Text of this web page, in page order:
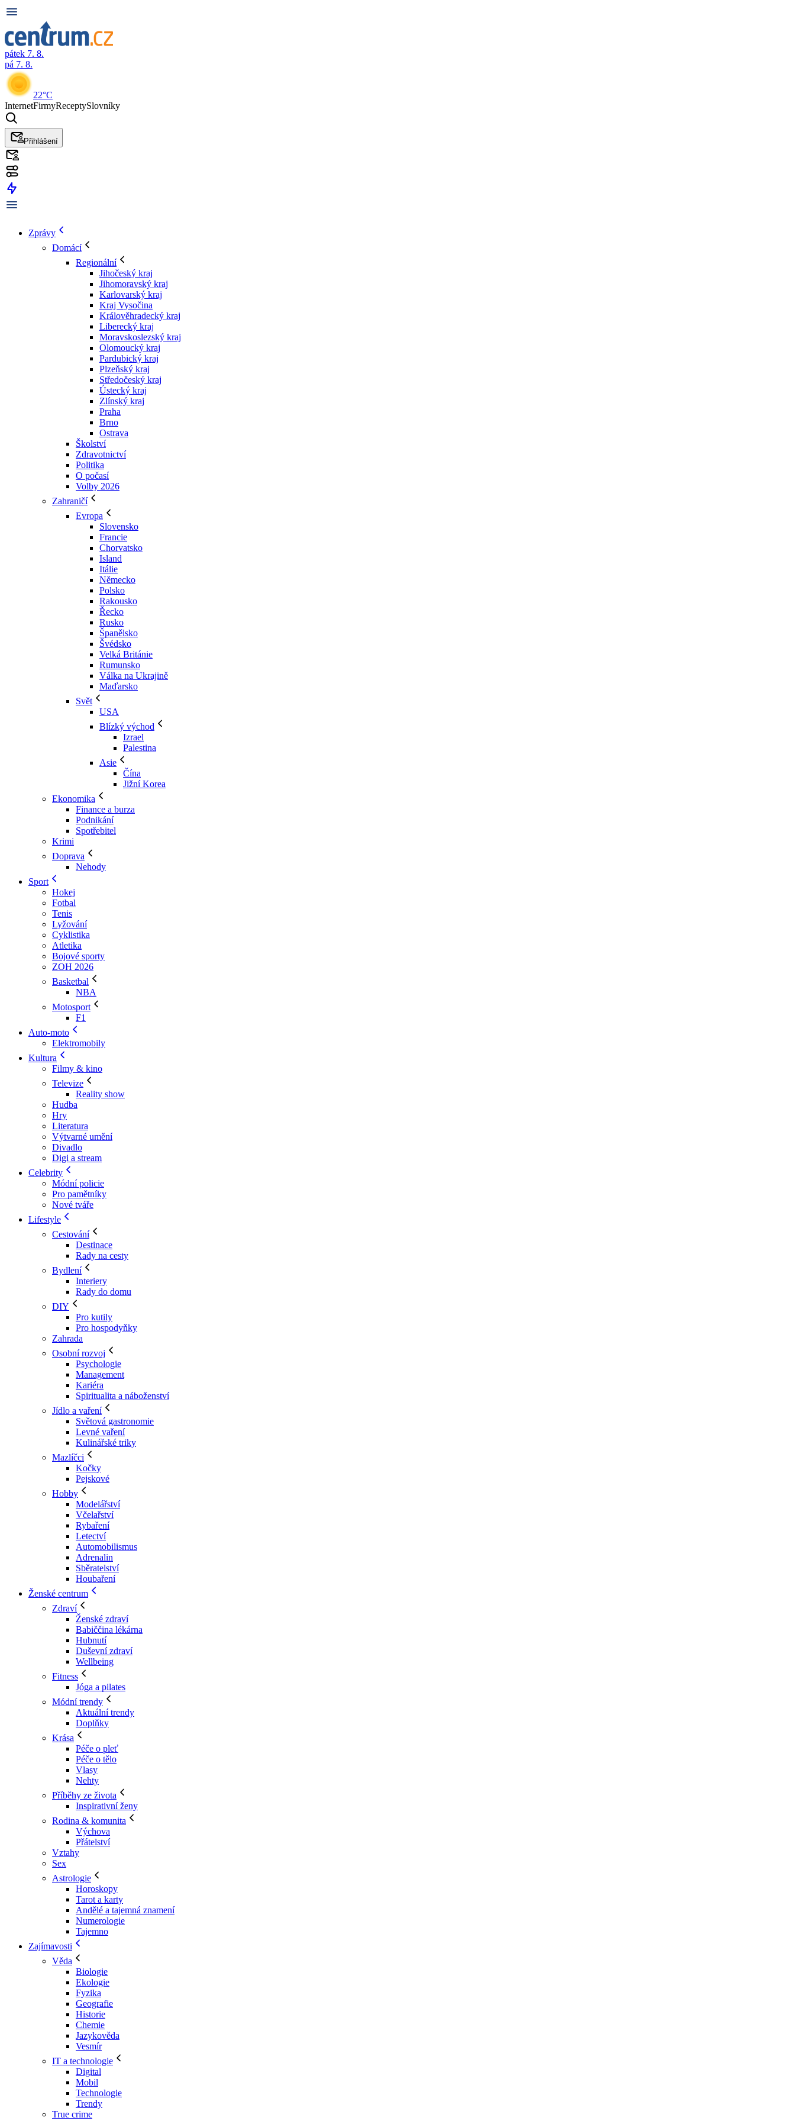
pátek 7. 8.
pá 7. 8.
22°C
InternetFirmyReceptySlovníky
Přihlášení
Zprávy
Domácí
Regionální
Jihočeský kraj
Jihomoravský kraj
Karlovarský kraj
Kraj Vysočina
Králověhradecký kraj
Liberecký kraj
Moravskoslezský kraj
Olomoucký kraj
Pardubický kraj
Plzeňský kraj
Středočeský kraj
Ústecký kraj
Zlínský kraj
Praha
Brno
Ostrava
Školství
Zdravotnictví
Politika
O počasí
Volby 2026
Zahraničí
Evropa
Slovensko
Francie
Chorvatsko
Island
Itálie
Německo
Polsko
Rakousko
Řecko
Rusko
Španělsko
Švédsko
Velká Británie
Rumunsko
Válka na Ukrajině
Maďarsko
Svět
USA
Blízký východ
Izrael
Palestina
Asie
Čína
Jižní Korea
Ekonomika
Finance a burza
Podnikání
Spotřebitel
Krimi
Doprava
Nehody
Sport
Hokej
Fotbal
Tenis
Lyžování
Cyklistika
Atletika
Bojové sporty
ZOH 2026
Basketbal
NBA
Motosport
F1
Auto-moto
Elektromobily
Kultura
Filmy & kino
Televize
Reality show
Hudba
Hry
Literatura
Výtvarné umění
Divadlo
Digi a stream
Celebrity
Módní policie
Pro pamětníky
Nové tváře
Lifestyle
Cestování
Destinace
Rady na cesty
Bydlení
Interiery
Rady do domu
DIY
Pro kutily
Pro hospodyňky
Zahrada
Osobní rozvoj
Psychologie
Management
Kariéra
Spiritualita a náboženství
Jídlo a vaření
Světová gastronomie
Levné vaření
Kulinářské triky
Mazlíčci
Kočky
Pejskové
Hobby
Modelářství
Včelařství
Rybaření
Letectví
Automobilismus
Adrenalin
Sběratelství
Houbaření
Ženské centrum
Zdraví
Ženské zdraví
Babiččina lékárna
Hubnutí
Duševní zdraví
Wellbeing
Fitness
Jóga a pilates
Módní trendy
Aktuální trendy
Doplňky
Krása
Péče o pleť
Péče o tělo
Vlasy
Nehty
Příběhy ze života
Inspirativní ženy
Rodina & komunita
Výchova
Přátelství
Vztahy
Sex
Astrologie
Horoskopy
Tarot a karty
Andělé a tajemná znamení
Numerologie
Tajemno
Zajímavosti
Věda
Biologie
Ekologie
Fyzika
Geografie
Historie
Chemie
Jazykověda
Vesmír
IT a technologie
Digital
Mobil
Technologie
Trendy
True crime